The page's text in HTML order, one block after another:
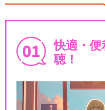
快適・
聴！